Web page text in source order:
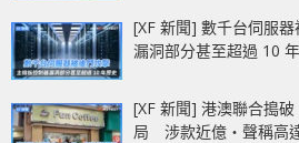
[XF 新聞] 數千台伺服
漏洞部分甚至超過 10
[XF 新聞] 港澳聯合搗
局 涉款近億‧聲稱高